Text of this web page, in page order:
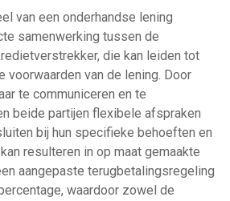
van een onderhandse lening
samenwerking tussen de
die kan leiden tot
voorwaarden van de lening. Door
te communiceren en te
beide partijen flexibele afspraken
bij hun specifieke behoeften en
resulteren in op maat gemaakte
aangepaste terugbetalingsregeling
waardoor zowel de